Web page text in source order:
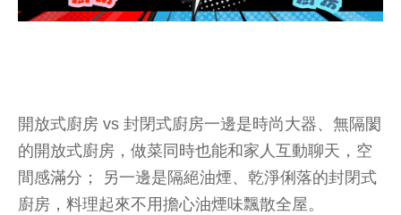
開放式廚房 vs 封閉式廚房一邊是時尚大器、無隔閡
的開放式廚房，做菜同時也能和家人互動聊天，空
間感滿分； 另一邊是隔絕油煙、乾淨俐落的封閉式
廚房，料理起來不用擔心油煙味飄散全屋。